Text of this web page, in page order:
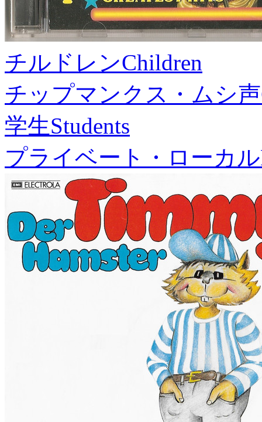
チルドレンChildren
チップマンクス・ムシ声
学生Students
プライベート・ローカル